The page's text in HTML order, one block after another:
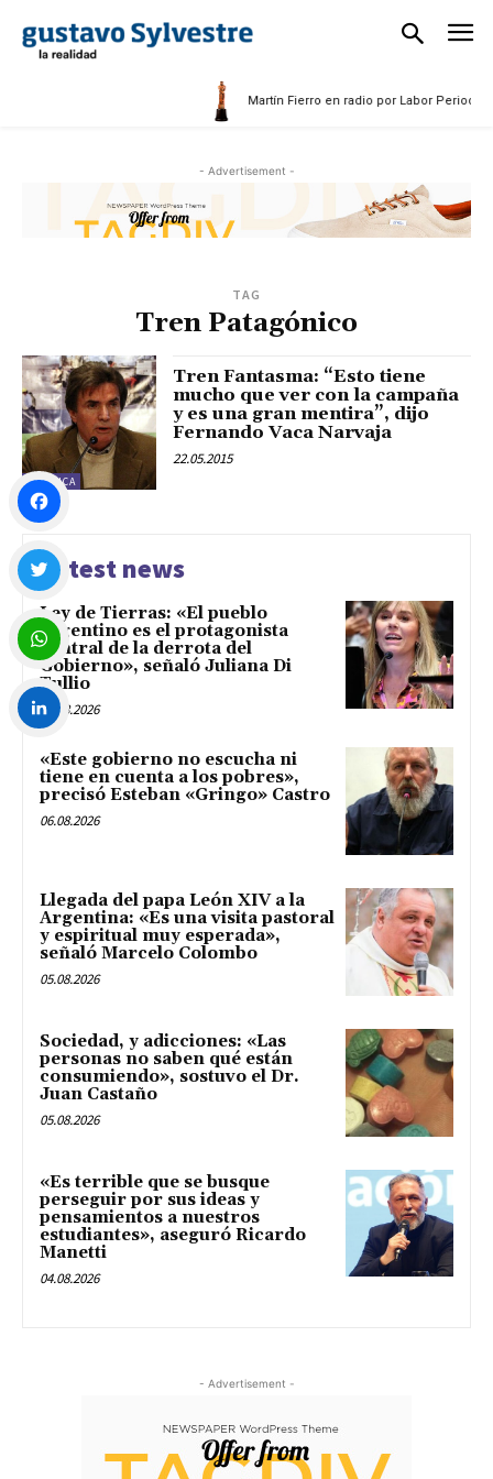
Martín Fierro en radio por Labor
- Advertisement -
TAG
Tren Patagónico
POLÍTICA
Tren Fantasma: “Esto tiene
mucho que ver con la campaña
y es una gran mentira”, dijo
Fernando Vaca Narvaja
22.05.2015
Latest news
Ley de Tierras: «El pueblo
argentino es el protagonista
central de la derrota del
Gobierno», señaló Juliana Di
Tullio
06.08.2026
«Este gobierno no escucha ni
tiene en cuenta a los pobres»,
precisó Esteban «Gringo» Castro
06.08.2026
Llegada del papa León XIV a la
Argentina: «Es una visita pastoral
y espiritual muy esperada»,
señaló Marcelo Colombo
05.08.2026
Sociedad, y adicciones: «Las
personas no saben qué están
consumiendo», sostuvo el Dr.
Juan Castaño
05.08.2026
«Es terrible que se busque
perseguir por sus ideas y
pensamientos a nuestros
estudiantes», aseguró Ricardo
Manetti
04.08.2026
- Advertisement -
Facebook
Twitter
WhatsApp
LinkedIn